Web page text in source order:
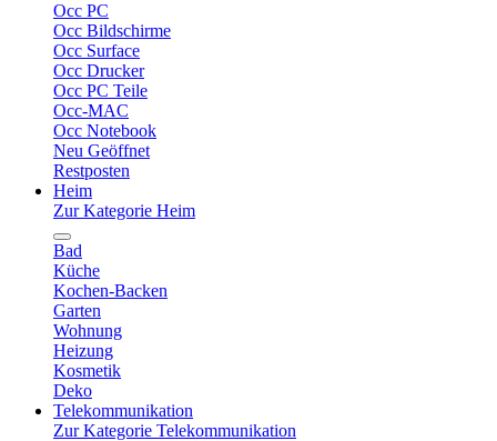
Occ PC
Occ Bildschirme
Occ Surface
Occ Drucker
Occ PC Teile
Occ-MAC
Occ Notebook
Neu Geöffnet
Restposten
Heim
Zur Kategorie Heim
Bad
Küche
Kochen-Backen
Garten
Wohnung
Heizung
Kosmetik
Deko
Telekommunikation
Zur Kategorie Telekommunikation